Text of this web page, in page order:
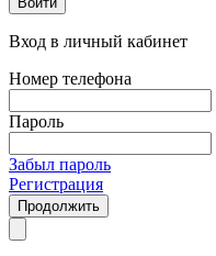
Вход в личный кабинет
Номер телефона
Пароль
Забыл пароль
Регистрация
Продолжить